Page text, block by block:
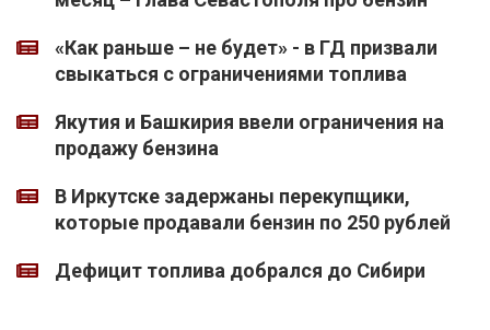
«Как раньше – не будет» - в ГД призвали
свыкаться с ограничениями топлива
Якутия и Башкирия ввели ограничения на
продажу бензина
В Иркутске задержаны перекупщики,
которые продавали бензин по 250 рублей
Дефицит топлива добрался до Сибири